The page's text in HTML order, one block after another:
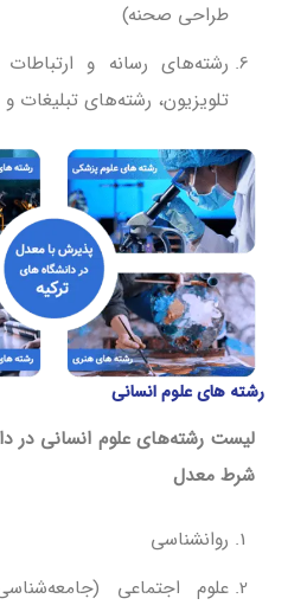
طراحی صحنه)
رشته‌های رسانه و ارتباطات
تلویزیون، رشته‌های تبلیغات
رشته ‌های علوم انسانی
لیست رشته‌های علوم انسانی در
شرط معدل
روانشناسی
علوم اجتماعی